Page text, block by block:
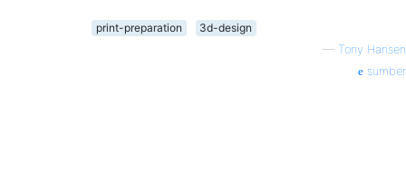
print-preparation
3d-design
— Tony Hansen
sumber